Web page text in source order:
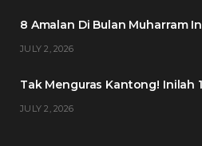
8 Amalan Di Bulan Muharram
JULY 2, 2026
Tak Menguras Kantong! Inilah
JULY 2, 2026